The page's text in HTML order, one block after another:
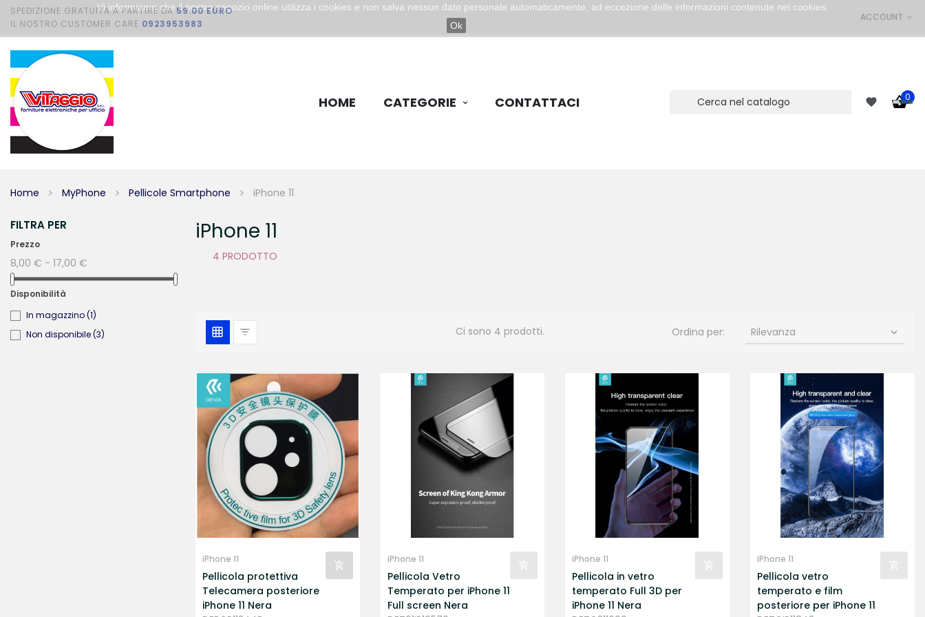
SPEDIZIONE GRATUITA A PARTIRE DA59.00 EURO
IL NOSTRO CUSTOMER CARE 0923953983
ACCOUNT
HOME CATEGORIE CONTATTACI 0
Home MyPhone Pellicole Smartphone iPhone 11
FILTRA PER
Prezzo
8,00 € - 17,00 €
Disponibilità
In magazzino(1)
Non disponibile(3)
iPhone 11
4 PRODOTTO
Ci sono 4 prodotti. Ordina per: Rilevanza 
iPhone 11
Pellicola protettiva
Telecamera posteriore
iPhone 11 Nera
iPhone 11
Pellicola Vetro
Temperato per iPhone 11
Full screen Nera
iPhone 11
Pellicola in vetro
temperato Full 3D per
iPhone 11 Nera
iPhone 11
Pellicola vetro
temperato e film
posteriore per iPhone 11
Vi informiamo che il nostro negozio online utilizza i cookies e non salva nessun dato personale automaticamente, ad eccezione delle informazioni contenute nei cookies.
Ok